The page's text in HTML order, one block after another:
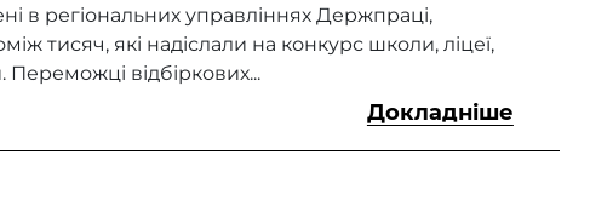
в регіональних управліннях Держпраці,
тисяч, які надіслали на конкурс школи, ліцеї,
Переможці відбіркових...
Докладніше